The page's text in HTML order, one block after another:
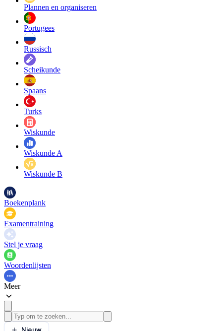
Plannen en organiseren
Portugees
Russisch
Scheikunde
Spaans
Turks
Wiskunde
Wiskunde A
Wiskunde B
Boekenplank
Examentraining
Stel je vraag
Woordenlijsten
Meer